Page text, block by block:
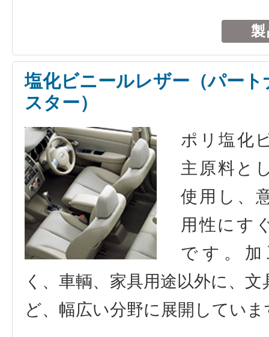
塩化ビニールレザー（パート
スター）
ポリ塩化
主原料と
使用し、
用性にす
です。
く、車輌、家具用途以外に、文
ど、幅広い分野に展開していま